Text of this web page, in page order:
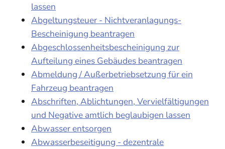
lassen
Abgeltungsteuer - Nichtveranlagungs-
Bescheinigung beantragen
Abgeschlossenheitsbescheinigung zur
Aufteilung eines Gebäudes beantragen
Abmeldung / Außerbetriebsetzung für ein
Fahrzeug beantragen
Abschriften, Ablichtungen, Vervielfältigungen
und Negative amtlich beglaubigen lassen
Abwasser entsorgen
Abwasserbeseitigung - dezentrale